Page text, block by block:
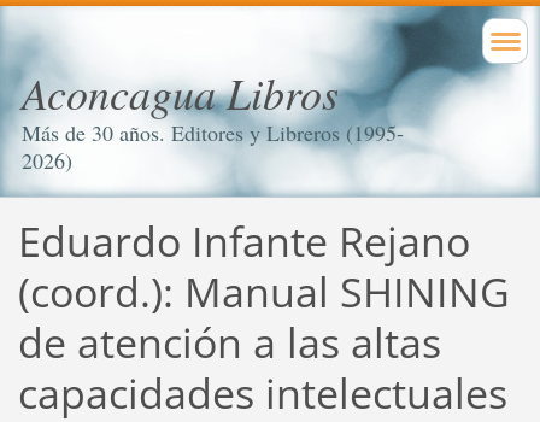
Aconcagua Libros
Más de 30 años. Editores y Libreros (1995-
2026)
Eduardo Infante Rejano
(coord.): Manual SHINING
de atención a las altas
capacidades intelectuales